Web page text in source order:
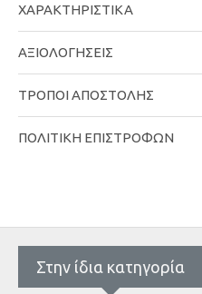
Υλικό: Πολυπροπυλένιο
Τύπος ύφανσης: Μηχανή
διαφοράς των χρωμάτων
να διαφέρουν ελαφρώς.
αντιπροσωπεύουμε με
ΧΑΡΑΚΤΗΡΙΣΤΙΚΆ
ΑΞΙΟΛΟΓΉΣΕΙΣ
ΤΡΌΠΟΙ ΑΠΟΣΤΟΛΉΣ
ΠΟΛΙΤΙΚΉ ΕΠΙΣΤΡΟΦΏΝ
Στην ίδια κατηγορία